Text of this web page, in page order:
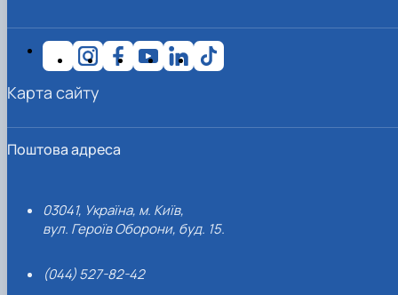
Поштова адреса
03041, Україна, м. Київ,
вул. Героїв Оборони, буд. 15.
(044) 527-82-42
Карта сайту